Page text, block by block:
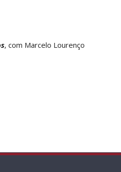
, com Marcelo Lourenço